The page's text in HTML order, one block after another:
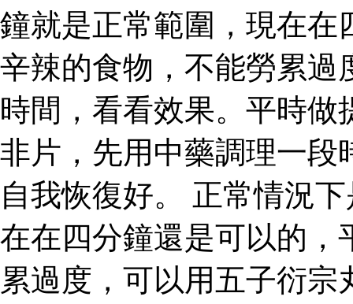
鐘就是正常範圍，現在在
辛辣的食物，不能勞累過
時間，看看效果。平時
非片，先用中藥調理一段
自我恢復好。 正常情況
在在四分鐘還是可以的，
累過度，可以用五子衍